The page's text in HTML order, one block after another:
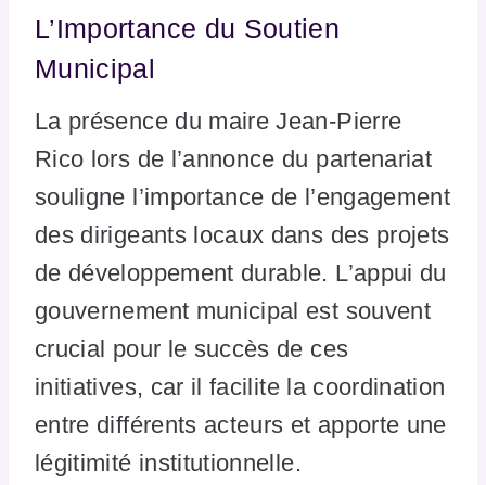
L’Importance du Soutien
Municipal
La présence du maire Jean-Pierre
Rico lors de l’annonce du partenariat
souligne l’importance de l’engagement
des dirigeants locaux dans des projets
de développement durable. L’appui du
gouvernement municipal est souvent
crucial pour le succès de ces
initiatives, car il facilite la coordination
entre différents acteurs et apporte une
légitimité institutionnelle.